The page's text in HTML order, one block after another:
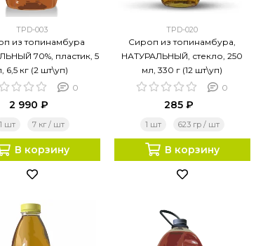
TPD-003
из топинамбура
70%, пластик, 5
6,5 кг (2 шт\уп)
0
2 990 ₽
1 шт 7 кг / шт
В корзину
TPD-020
Сироп из топинамбура,
НАТУРАЛЬНЫЙ, стекло, 250
мл, 330 г (12 шт\уп)
0
285 ₽
1 шт 623 гр / шт
В корзину